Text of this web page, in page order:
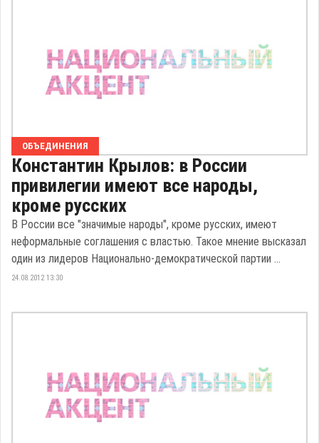
ОБЪЕДИНЕНИЯ
Константин Крылов: в России
привилегии имеют все народы,
кроме русских
В России все "значимые народы", кроме русских, имеют
неформальные соглашения с властью. Такое мнение высказал
один из лидеров Национально-демократической партии ...
24.08.2012 13:30